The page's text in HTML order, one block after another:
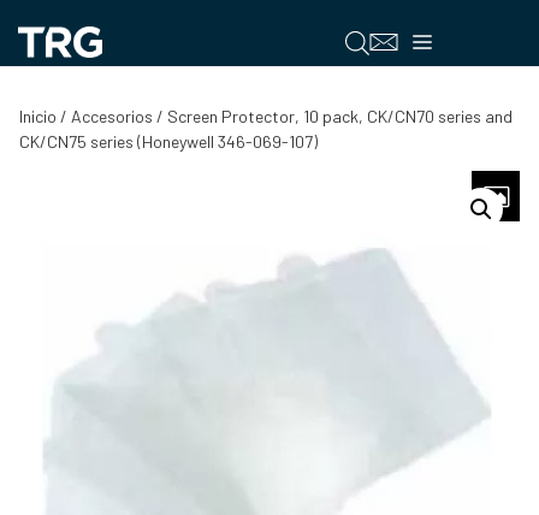
contenido
Menú
Inicio / Accesorios / Screen Protector, 10 pack, CK/CN70 series and
CK/CN75 series (Honeywell 346-069-107)